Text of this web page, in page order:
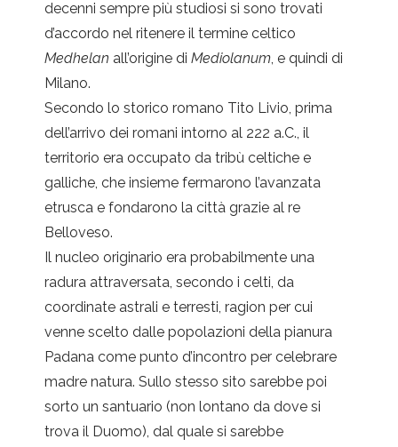
decenni sempre più studiosi si sono trovati
d’accordo nel ritenere il termine celtico
Medhelan all’origine di Mediolanum, e quindi di
Milano.
Secondo lo storico romano Tito Livio, prima
dell’arrivo dei romani intorno al 222 a.C., il
territorio era occupato da tribù celtiche e
galliche, che insieme fermarono l’avanzata
etrusca e fondarono la città grazie al re
Belloveso.
Il nucleo originario era probabilmente una
radura attraversata, secondo i celti, da
coordinate astrali e terresti, ragion per cui
venne scelto dalle popolazioni della pianura
Padana come punto d’incontro per celebrare
madre natura. Sullo stesso sito sarebbe poi
sorto un santuario (non lontano da dove si
trova il Duomo), dal quale si sarebbe